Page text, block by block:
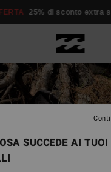
25% di sconto extra
SUCCEDE AI